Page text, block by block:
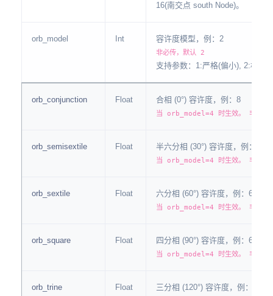
16(南交点 south Node)。
orb_model Int 容许度模型，例：2
非必传，默认 2
支持参数：1:严格(偏小), 2:标准
orb_conjunction Float 合相 (0°) 容许度，例：8
当 orb_model=4 时生效。 非必传
orb_semisextile Float 半六分相 (30°) 容许度，例：2
当 orb_model=4 时生效。 非必传
orb_sextile Float 六分相 (60°) 容许度，例：6
当 orb_model=4 时生效。 非必传
orb_square Float 四分相 (90°) 容许度，例：6
当 orb_model=4 时生效。 非必传
orb_trine Float 三分相 (120°) 容许度，例：6